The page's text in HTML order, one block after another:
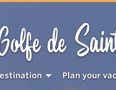
de
Plan your